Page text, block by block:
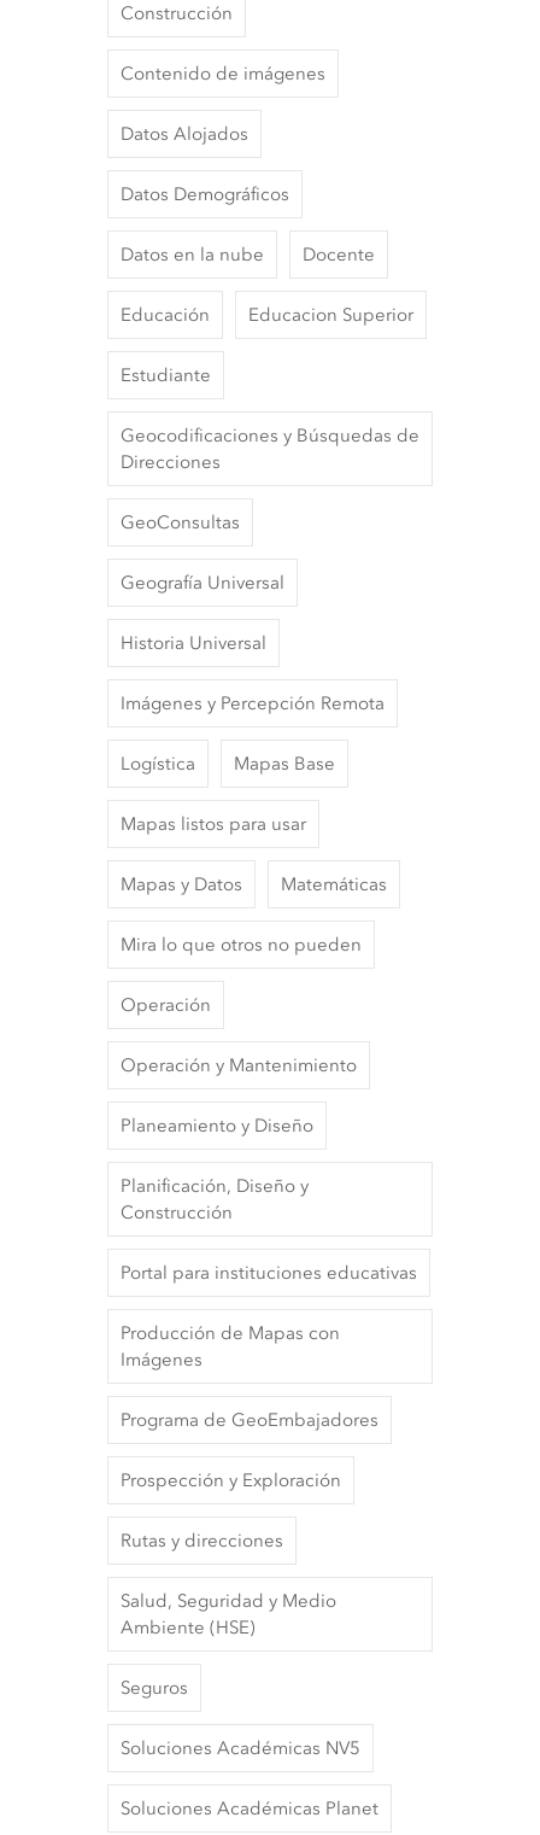
Construcción
Contenido de imágenes
Datos Alojados
Datos Demográficos
Datos en la nube Docente
Educación Educacion Superior
Estudiante
Geocodificaciones y Búsquedas de
Direcciones
GeoConsultas
Geografía Universal
Historia Universal
Imágenes y Percepción Remota
Logística Mapas Base
Mapas listos para usar
Mapas y Datos Matemáticas
Mira lo que otros no pueden
Operación
Operación y Mantenimiento
Planeamiento y Diseño
Planificación, Diseño y
Construcción
Portal para instituciones educativas
Producción de Mapas con
Imágenes
Programa de GeoEmbajadores
Prospección y Exploración
Rutas y direcciones
Salud, Seguridad y Medio
Ambiente (HSE)
Seguros
Soluciones Académicas NV5
Soluciones Académicas Planet